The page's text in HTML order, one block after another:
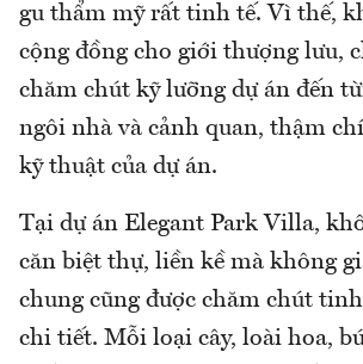
gu thẩm mỹ rất tinh tế. Vì thế,
cộng đồng cho giới thượng lưu,
chăm chút kỹ lưỡng dự án đến
ngôi nhà và cảnh quan, thậm
kỹ thuật của dự án.
Tại dự án Elegant Park Villa,
căn biệt thự, liền kề mà không
chung cũng được chăm chút
chi tiết. Mỗi loại cây, loài hoa,